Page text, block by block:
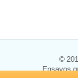
©
Ensayos